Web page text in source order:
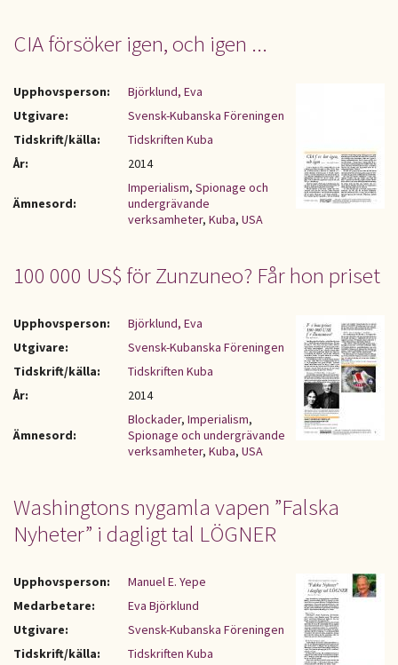
CIA försöker igen, och igen ...
Upphovsperson:
Björklund, Eva
Utgivare:
Svensk-Kubanska Föreningen
Tidskrift/källa:
Tidskriften Kuba
År:
2014
Ämnesord:
Imperialism, Spionage och
undergrävande
verksamheter, Kuba, USA
100 000 US$ för Zunzuneo? Får hon priset
Upphovsperson:
Björklund, Eva
Utgivare:
Svensk-Kubanska Föreningen
Tidskrift/källa:
Tidskriften Kuba
År:
2014
Ämnesord:
Blockader, Imperialism,
Spionage och undergrävande
verksamheter, Kuba, USA
Washingtons nygamla vapen ”Falska
Nyheter” i dagligt tal LÖGNER
Upphovsperson:
Manuel E. Yepe
Medarbetare:
Eva Björklund
Utgivare:
Svensk-Kubanska Föreningen
Tidskrift/källa:
Tidskriften Kuba